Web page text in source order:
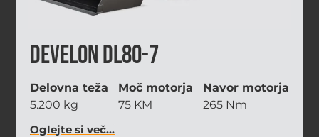
Develon DL80-7
Delovna teža
5.200 kg
Moč motorja
75 KM
Navor motorja
265 Nm
Oglejte si več...